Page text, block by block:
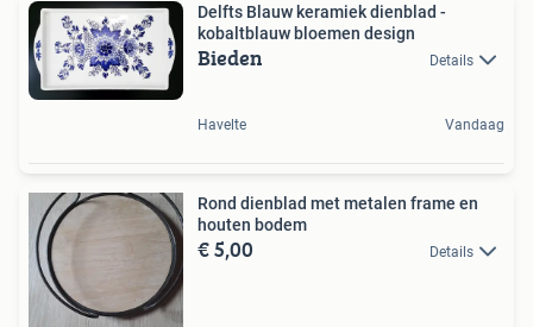
Delfts Blauw keramiek dienblad -
kobaltblauw bloemen design
Bieden Details
Havelte Vandaag
Rond dienblad met metalen frame en
houten bodem
€ 5,00 Details